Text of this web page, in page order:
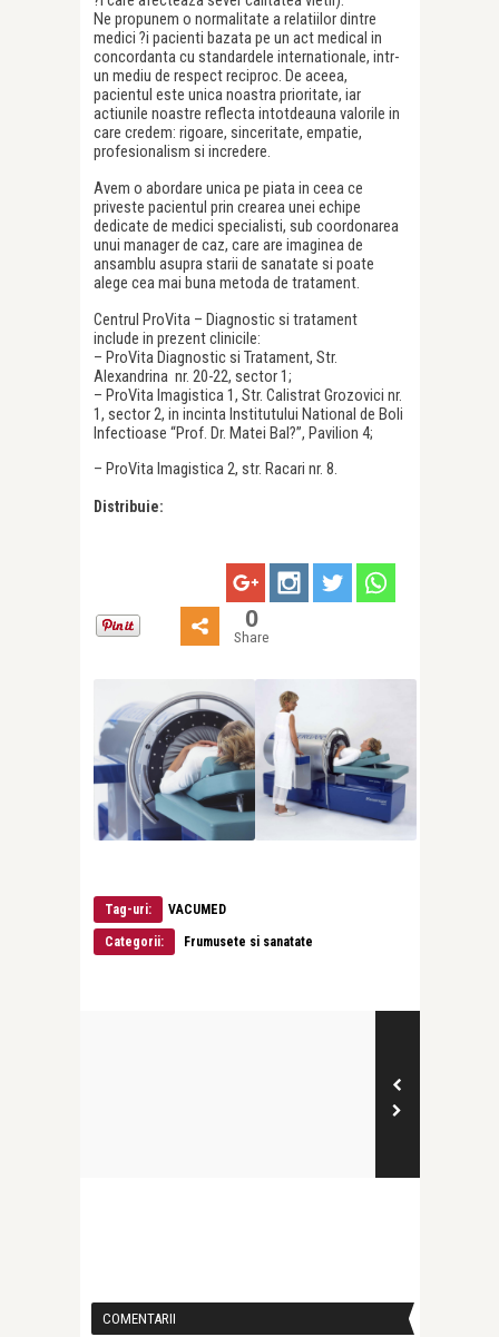
Ne propunem o normalitate a relatiilor dintre
medici ?i pacienti bazata pe un act medical in
concordanta cu standardele internationale, intr-
un mediu de respect reciproc. De aceea,
pacientul este unica noastra prioritate, iar
actiunile noastre reflecta intotdeauna valorile in
care credem: rigoare, sinceritate, empatie,
profesionalism si incredere.
Avem o abordare unica pe piata in ceea ce
priveste pacientul prin crearea unei echipe
dedicate de medici specialisti, sub coordonarea
unui manager de caz, care are imaginea de
ansamblu asupra starii de sanatate si poate
alege cea mai buna metoda de tratament.
Centrul ProVita – Diagnostic si tratament
include in prezent clinicile:
– ProVita Diagnostic si Tratament, Str.
Alexandrina nr. 20-22, sector 1;
– ProVita Imagistica 1, Str. Calistrat Grozovici nr.
1, sector 2, in incinta Institutului National de Boli
Infectioase “Prof. Dr. Matei Bal?”, Pavilion 4;
– ProVita Imagistica 2, str. Racari nr. 8.
Distribuie:
0
Share
Tag-uri: VACUMED
Categorii: Frumusete si sanatate
COMENTARII